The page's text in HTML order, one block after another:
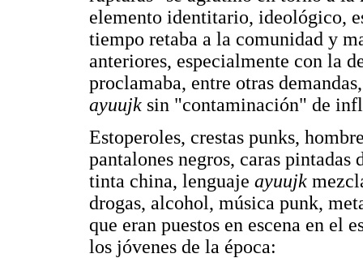
elemento identitario, ideológico,
tiempo retaba a la comunidad y
anteriores, especialmente con la
proclamaba, entre otras
ayuujk sin "contaminación" de
Estoperoles, crestas punks,
pantalones negros, caras
tinta china, lenguaje ayuujk
drogas, alcohol, música punk,
que eran puestos en escena en el
los jóvenes de la época: